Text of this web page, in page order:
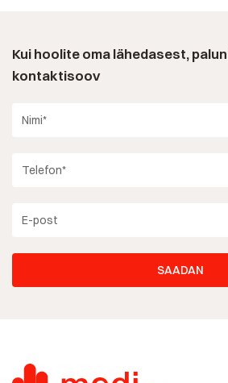
Kui hoolite oma lähedasest,
kontaktisoov